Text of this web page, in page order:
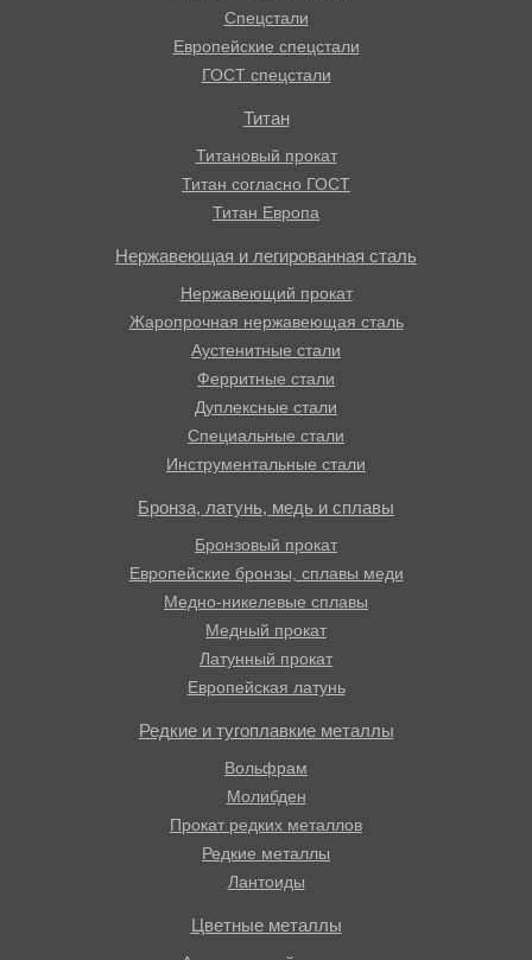
Спецстали
Европейские спецстали
ГОСТ спецстали
Титан
Титановый прокат
Титан согласно ГОСТ
Титан Европа
Нержавеющая и легированная сталь
Нержавеющий прокат
Жаропрочная нержавеющая сталь
Аустенитные стали
Ферритные стали
Дуплексные стали
Специальные стали
Инструментальные стали
Бронза, латунь, медь и сплавы
Бронзовый прокат
Европейские бронзы, сплавы меди
Медно-никелевые сплавы
Медный прокат
Латунный прокат
Европейская латунь
Редкие и тугоплавкие металлы
Вольфрам
Молибден
Прокат редких металлов
Редкие металлы
Лантоиды
Цветные металлы